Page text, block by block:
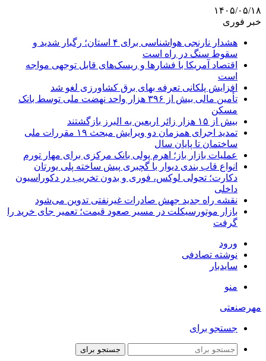
۱۴۰۵/۰۵/۱۸
خبر فوری
هشدار نارنجی هواشناسی برای ۴ استان؛ رگبار شدید و
سقوط سنگ در راه است
اقتصاد آمریکا با فشارها و ریسک‌های قابل توجهی مواجه
است
افزایش پلکانی تعرفه بهای برق کشاورزی لغو شد
تأمین مالی بیش از ۳۹۶ هزار واحد نهضت ملی توسط بانک
مسکن
بیش از ۱۵ هزار زائر اربعین به البرز بازگشتند
تمدید اجرای همزمان دو ویرایش مبحث ۱۹ مقررات ملی
ساختمان تا پایان سال
عملیات بازار باز؛ اهرم پولی بانک مرکزی برای مهار تورم
انواع قاب بندی دیوار با گچبری پیش ساخته پلی یورتان
دکارت؛ تحولی لوکس، فوری و بدون تخریب در دکوراسیون
داخلی
نقشه راه جدید جهش صادرات غیرنفتی تدوین می‌شود
بازار موتورسیکلت در مسیر صعود قیمت؛ تعمیر جای خرید را
گرفت
ورود
نوشته تصادفی
سایدبار
منو
مهرصنعتی
جستجو برای
جستجو برای